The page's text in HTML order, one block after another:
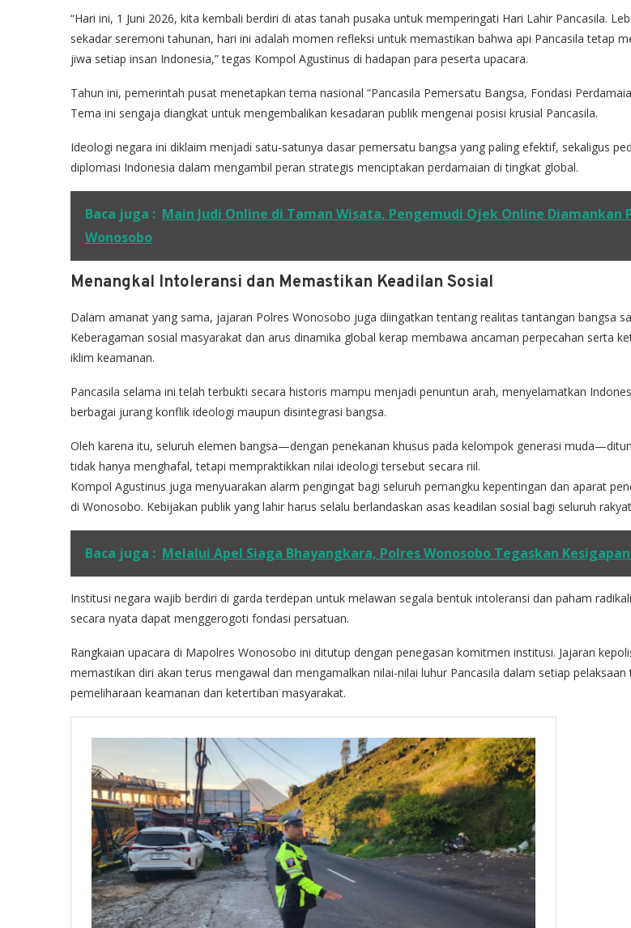
“Hari ini, 1 Juni 2026, kita kembali berdiri di atas tanah pusaka untuk memperingati Hari Lahir Pancasila.
sekadar seremoni tahunan, hari ini adalah momen refleksi untuk memastikan bahwa api Pancasila tetap
jiwa setiap insan Indonesia,” tegas Kompol Agustinus di hadapan para peserta upacara.
Tahun ini, pemerintah pusat menetapkan tema nasional “Pancasila Pemersatu Bangsa, Fondasi
Tema ini sengaja diangkat untuk mengembalikan kesadaran publik mengenai posisi krusial Pancasila.
Ideologi negara ini diklaim menjadi satu-satunya dasar pemersatu bangsa yang paling efektif, sekaligus
diplomasi Indonesia dalam mengambil peran strategis menciptakan perdamaian di tingkat global.
Baca juga : Main Judi Online di Taman Wisata, Pengemudi Ojek Online Diamankan
Wonosobo
Menangkal Intoleransi dan Memastikan Keadilan Sosial
Dalam amanat yang sama, jajaran Polres Wonosobo juga diingatkan tentang realitas tantangan bangsa
Keberagaman sosial masyarakat dan arus dinamika global kerap membawa ancaman perpecahan serta
iklim keamanan.
Pancasila selama ini telah terbukti secara historis mampu menjadi penuntun arah, menyelamatkan
berbagai jurang konflik ideologi maupun disintegrasi bangsa.
Oleh karena itu, seluruh elemen bangsa—dengan penekanan khusus pada kelompok generasi
tidak hanya menghafal, tetapi mempraktikkan nilai ideologi tersebut secara riil.
Kompol Agustinus juga menyuarakan alarm pengingat bagi seluruh pemangku kepentingan dan aparat
di Wonosobo. Kebijakan publik yang lahir harus selalu berlandaskan asas keadilan sosial bagi seluruh
Baca juga : Melalui Apel Siaga Bhayangkara, Polres Wonosobo Tegaskan
Institusi negara wajib berdiri di garda terdepan untuk melawan segala bentuk intoleransi dan paham
secara nyata dapat menggerogoti fondasi persatuan.
Rangkaian upacara di Mapolres Wonosobo ini ditutup dengan penegasan komitmen institusi. Jajaran
memastikan diri akan terus mengawal dan mengamalkan nilai-nilai luhur Pancasila dalam setiap pelaksaan
pemeliharaan keamanan dan ketertiban masyarakat.